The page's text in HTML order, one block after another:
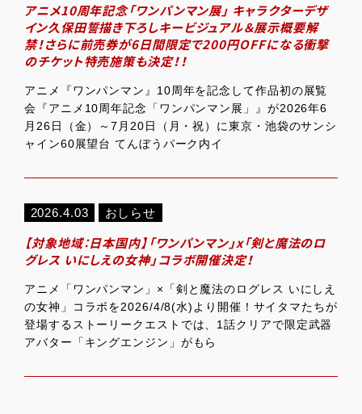
アニメ10周年記念「ワンパンマン展」 キャラクターデザ
イン久保田誓描き下ろしキービジュアル＆展示概要解
禁！さらに前売券が6日間限定で200円OFFになる衝撃
のチケット特売施策も決定！！
アニメ『ワンパンマン』10周年を記念して作品初の展覧
会『アニメ10周年記念「ワンパンマン展」』が2026年6
月26日（金）～7月20日（月・祝）に東京・池袋のサンシ
ャイン60展望台 てんぼうパーク内イ
2026.4.03 おしらせ
【対象地域：日本国内】「ワンパンマン」x「剣と魔法のロ
グレス いにしえの女神」コラボ開催決定！
アニメ「ワンパンマン」×「剣と魔法のログレス いにしえ
の女神」コラボを2026/4/8(水)より開催！サイタマたちが
登場するストーリークエストでは、1話クリアで限定武器
アバター「キングエンジン」がもら